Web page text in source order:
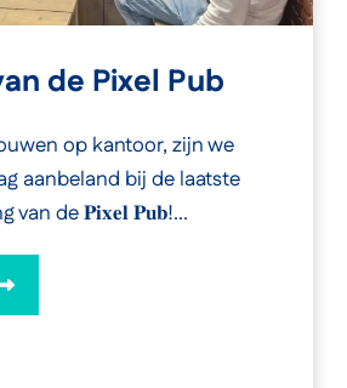
de Pixel Pub
op kantoor, zijn we
aanbeland bij de laatste
van de 𝐏𝐢𝐱𝐞𝐥 𝐏𝐮𝐛!...